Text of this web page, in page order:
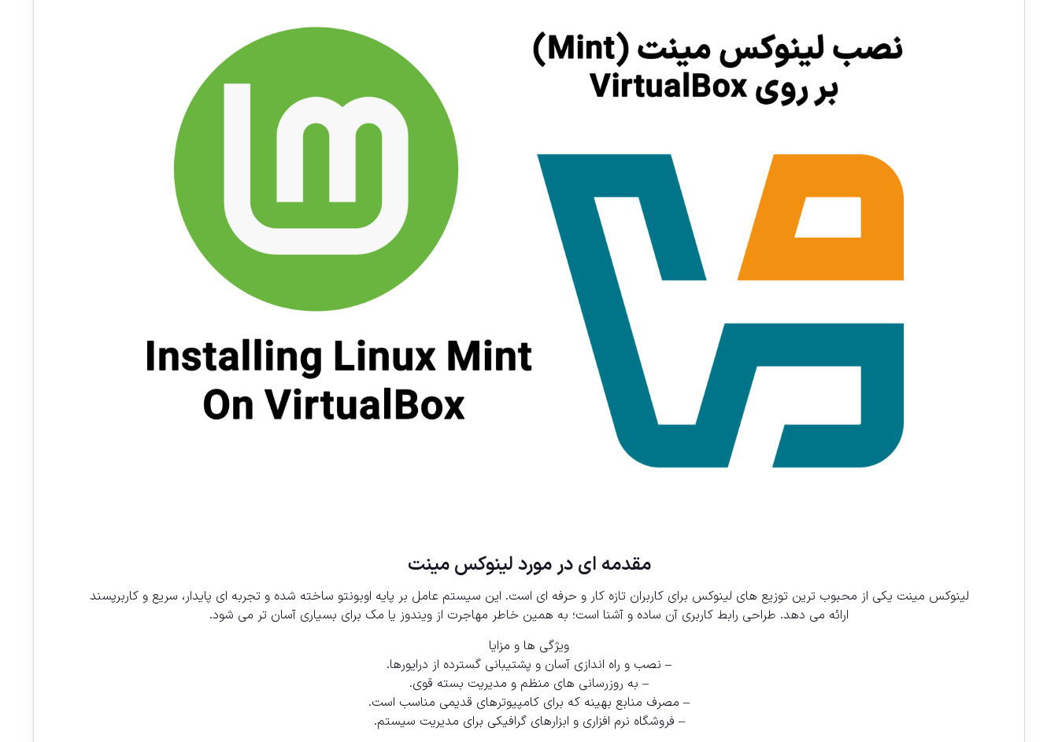
مقدمه ای در مورد لینوکس مینت
لینوکس مینت یکی از محبوب ترین توزیع های لینوکس برای کاربران تازه کار و حرفه ای است. این سیستم عامل بر پایه اوبونتو ساخته شده و تجربه ای پایدار، سریع و کاربرپسند
ارائه می دهد. طراحی رابط کاربری آن ساده و آشنا است؛ به همین خاطر مهاجرت از ویندوز یا مک برای بسیاری آسان تر می شود.
ویژگی ها و مزایا
– نصب و راه اندازی آسان و پشتیبانی گسترده از درایورها.
– به روزرسانی های منظم و مدیریت بسته قوی.
– مصرف منابع بهینه که برای کامپیوترهای قدیمی مناسب است.
– فروشگاه نرم افزاری و ابزارهای گرافیکی برای مدیریت سیستم.